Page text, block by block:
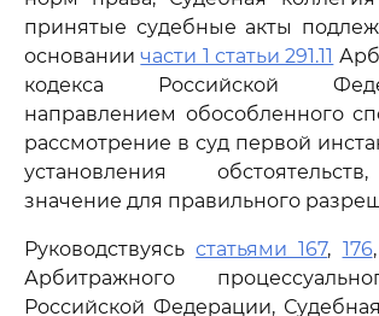
принятые судебные акты
основаниичасти 1 статьи 291.11
кодекса Российской
направлением обособленного
рассмотрение в суд первой
установления
значение для правильного
Руководствуясьстатьями 167, 176,
Арбитражного
Российской Федерации,